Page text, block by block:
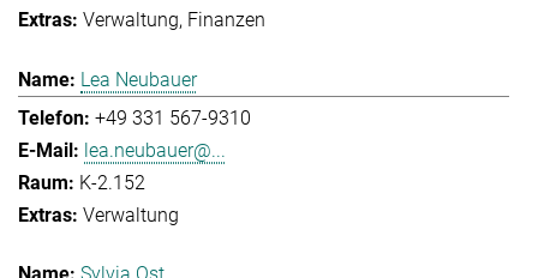
Verwaltung Finanzen
Lea Neubauer
+49 331 567-9310
lea.neubauer@...
K-2.152
Verwaltung